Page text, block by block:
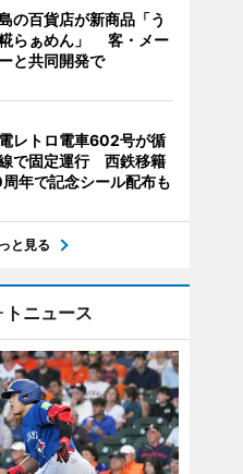
の百貨店が新商品「う
らぁめん」 客・メー
と共同開発で
レトロ電車602号が循
で固定運行 西鉄移籍
年で記念シール配布も
と見る
トニュース